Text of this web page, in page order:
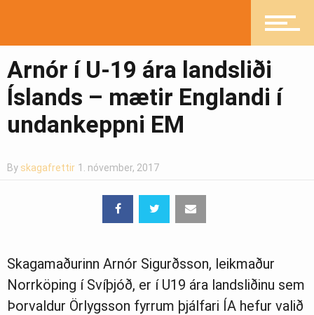
Mannlíf
Greinasafn
Arnór í U-19 ára landsliði
Íslands – mætir Englandi í
undankeppni EM
By skagafrettir 1. nóvember, 2017
Skagamaðurinn Arnór Sigurðsson, leikmaður
Norrköping í Svíþjóð, er í U19 ára landsliðinu sem
Þorvaldur Örlygsson fyrrum þjálfari ÍA hefur valið